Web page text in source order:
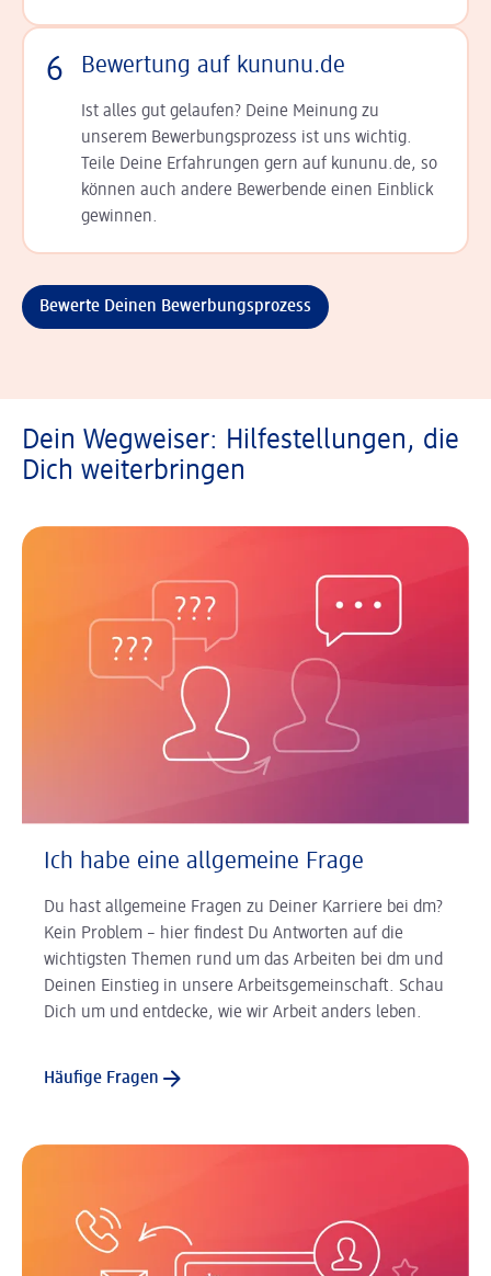
6 Bewertung auf kununu.de
Ist alles gut gelaufen? Deine Meinung zu
unserem Bewerbungsprozess ist uns wichtig.
Teile Deine Erfahrungen gern auf kununu.de, so
können auch andere Bewerbende einen Einblick
gewinnen.
Bewerte Deinen Bewerbungsprozess
Dein Wegweiser: Hilfestellungen, die
Dich weiterbringen
Ich habe eine allgemeine Frage
Du hast allgemeine Fragen zu Deiner Karriere bei dm?
Kein Problem – hier findest Du Antworten auf die
wichtigsten Themen rund um das Arbeiten bei dm und
Deinen Einstieg in unsere Arbeitsgemeinschaft. Schau
Dich um und entdecke, wie wir Arbeit anders leben.
Häufige Fragen